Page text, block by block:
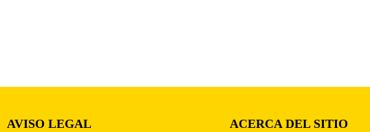
AVISO LEGAL ACERCA DEL SITIO